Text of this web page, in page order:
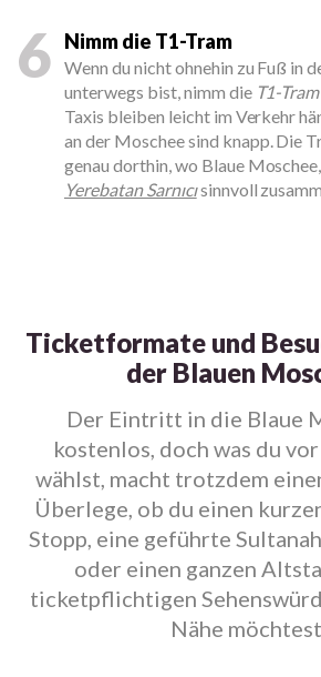
6 Nimm die T1-Tram
Wenn du nicht ohnehin zu Fuß in
unterwegs bist, nimm die T1-Tram
Taxis bleiben leicht im Verkehr
an der Moschee sind knapp. Die
genau dorthin, wo Blaue Moschee,
Yerebatan Sarnıcısinnvoll
Ticketformate und
der Blauen
Der Eintritt in die Blaue
kostenlos, doch was du
wählst, macht trotzdem
Überlege, ob du einen
Stopp, eine geführte
oder einen ganzen
ticketpflichtigen
Nähe möchtest.